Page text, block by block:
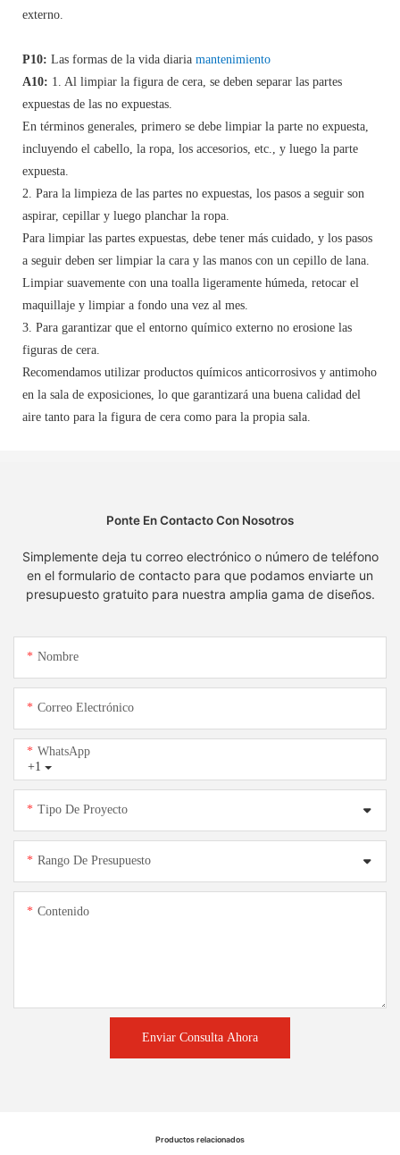
externo.
P10: Las formas de la vida diaria mantenimiento
A10: 1. Al limpiar la figura de cera, se deben separar las partes
expuestas de las no expuestas.
En términos generales, primero se debe limpiar la parte no expuesta,
incluyendo el cabello, la ropa, los accesorios, etc., y luego la parte
expuesta.
2. Para la limpieza de las partes no expuestas, los pasos a seguir son
aspirar, cepillar y luego planchar la ropa.
Para limpiar las partes expuestas, debe tener más cuidado, y los pasos
a seguir deben ser limpiar la cara y las manos con un cepillo de lana.
Limpiar suavemente con una toalla ligeramente húmeda, retocar el
maquillaje y limpiar a fondo una vez al mes.
3. Para garantizar que el entorno químico externo no erosione las
figuras de cera.
Recomendamos utilizar productos químicos anticorrosivos y antimoho
en la sala de exposiciones, lo que garantizará una buena calidad del
aire tanto para la figura de cera como para la propia sala.
Ponte En Contacto Con Nosotros
Simplemente deja tu correo electrónico o número de teléfono
en el formulario de contacto para que podamos enviarte un
presupuesto gratuito para nuestra amplia gama de diseños.
Nombre
Correo Electrónico
+1
WhatsApp
Tipo De Proyecto
Rango De Presupuesto
Contenido
Enviar Consulta Ahora
Productos relacionados